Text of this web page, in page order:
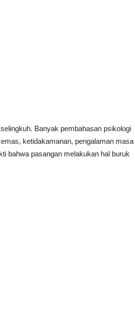
Banyak pembahasan psikologi
ketidakamanan, pengalaman masa
bahwa pasangan melakukan hal buruk